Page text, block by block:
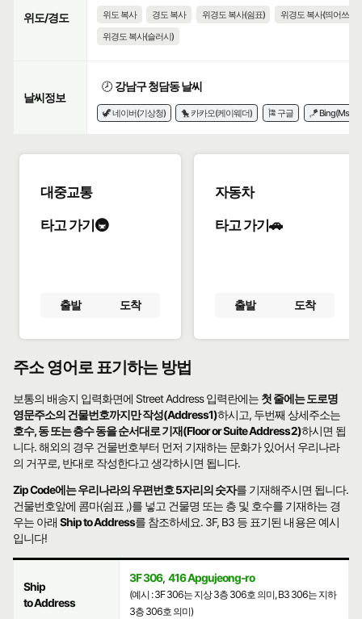
위도/경도 위도 복사 경도 복사 위경도 복사(쉼표)
위경도 복사(띄어쓰기)
위경도 복사(슬러시)
날씨정보
🕗 강남구 청담동 날씨
🦖 네이버(기상청) 🐤 카카오(케이웨더) 🎏 구글 🪁 Bing(Msn)
대중교통
타고 가기🚇
출발 도착
자동차
타고 가기🚗
출발 도착
주소 영어로 표기하는 방법
보통의 배송지 입력화면에 Street Address 입력란에는 첫 줄에는 도로명
영문주소의 건물번호까지만 작성(Address1)하시고, 두번째 상세주소는
호수, 동 또는 층수 동을 순서대로 기재(Floor or Suite Address2)하시면 됩
니다. 해외의 경우 건물번호부터 먼저 기재하는 문화가 있어서 우리나라
의 거꾸로, 반대로 작성한다고 생각하시면 됩니다.
Zip Code에는 우리나라의 우편번호 5자리의 숫자를 기재해주시면 됩니다.
건물번호앞에 콤마(쉼표 ,)를 넣고 건물명 또는 층 및 호수를 기재하는 경
우는 아래Ship to Address를 참조하세요. 3F, B3 등 표기된 내용은 예시
입니다!
Ship
to Address
3F 306, 416 Apgujeong-ro
(예시 : 3F 306는 지상 3층 306호 의미, B3 306는 지하
3층 306호 의미)